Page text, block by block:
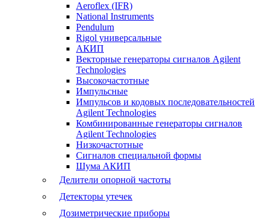
Aeroflex (IFR)
National Instruments
Pendulum
Rigol универсальные
АКИП
Векторные генераторы сигналов Agilent
Technologies
Высокочастотные
Импульсные
Импульсов и кодовых последовательностей
Agilent Technologies
Комбинированные генераторы сигналов
Agilent Technologies
Низкочастотные
Сигналов специальной формы
Шума АКИП
Делители опорной частоты
Детекторы утечек
Дозиметрические приборы